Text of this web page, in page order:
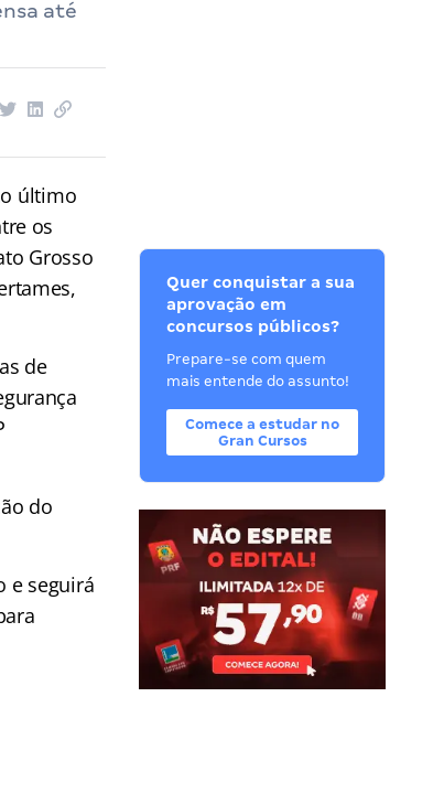
até
último
os
Grosso
de
do
e seguirá
Quer conquistar a sua
aprovação em
concursos públicos?
Prepare-se com quem
mais entende do assunto!
Comece a estudar no
Gran Cursos